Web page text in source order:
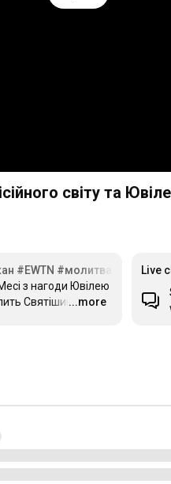
світу та
#EWTN #молитва
з нагоди Ювілею
Святіший …
...more
Live